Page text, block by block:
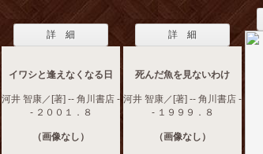
詳 細
イワシと逢えなくなる日
河井 智康／[著] -- 角川書店 -
- ２００１．８
（画像なし）
詳 細
死んだ魚を見ないわけ
河井 智康／[著] -- 角川書店 -
- １９９９．８
（画像なし）